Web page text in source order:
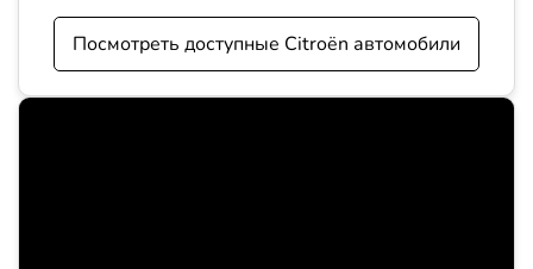
Посмотреть доступные Citroën автомобили